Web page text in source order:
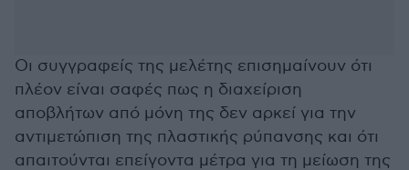
Οι συγγραφείς της μελέτης επισημαίνουν ότι
πλέον είναι σαφές πως η διαχείριση
αποβλήτων από μόνη της δεν αρκεί για την
αντιμετώπιση της πλαστικής ρύπανσης και ότι
απαιτούνται επείγοντα μέτρα για τη μείωση της